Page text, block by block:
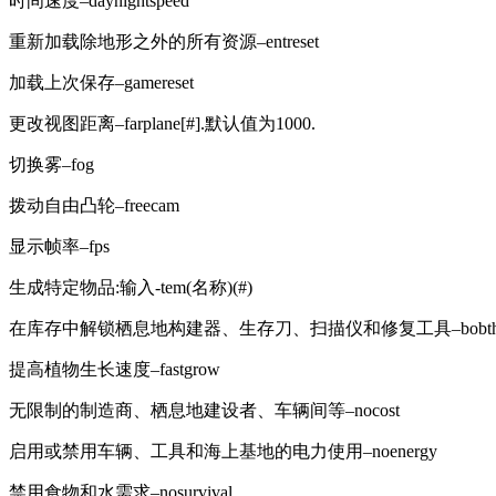
重新加载除地形之外的所有资源–entreset
加载上次保存–gamereset
更改视图距离–farplane[#].默认值为1000.
切换雾–fog
拨动自由凸轮–freecam
显示帧率–fps
生成特定物品:输入-tem(名称)(#)
在库存中解锁栖息地构建器、生存刀、扫描仪和修复工具
提高植物生长速度–fastgrow
无限制的制造商、栖息地建设者、车辆间等–nocost
启用或禁用车辆、工具和海上基地的电力使用–noenergy
禁用食物和水需求–nosurvival